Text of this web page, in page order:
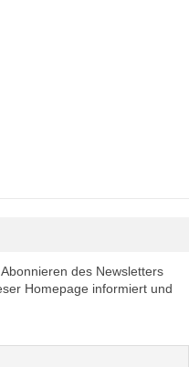
des Newsletters
Homepage informiert und